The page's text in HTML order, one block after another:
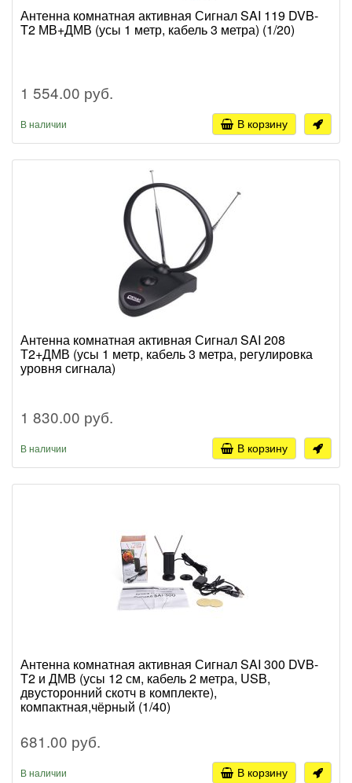
Антенна комнатная активная Сигнал SAI 119 DVB-
T2 МВ+ДМВ (усы 1 метр, кабель 3 метра) (1/20)
1 554.00 руб.
В наличии В корзину
Антенна комнатная активная Сигнал SAI 208
Т2+ДМВ (усы 1 метр, кабель 3 метра, регулировка
уровня сигнала)
1 830.00 руб.
В наличии В корзину
Антенна комнатная активная Сигнал SAI 300 DVB-
T2 и ДМВ (усы 12 см, кабель 2 метра, USB,
двусторонний скотч в комплекте),
компактная,чёрный (1/40)
681.00 руб.
В наличии В корзину